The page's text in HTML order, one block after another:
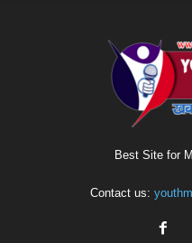
Best Site for
Contact us: